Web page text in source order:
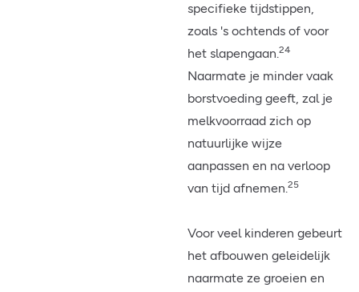
specifieke tijdstippen,
zoals 's ochtends of voor
het slapengaan.24
Naarmate je minder vaak
borstvoeding geeft, zal je
melkvoorraad zich op
natuurlijke wijze
aanpassen en na verloop
van tijd afnemen.25
Voor veel kinderen gebeurt
het afbouwen geleidelijk
naarmate ze groeien en